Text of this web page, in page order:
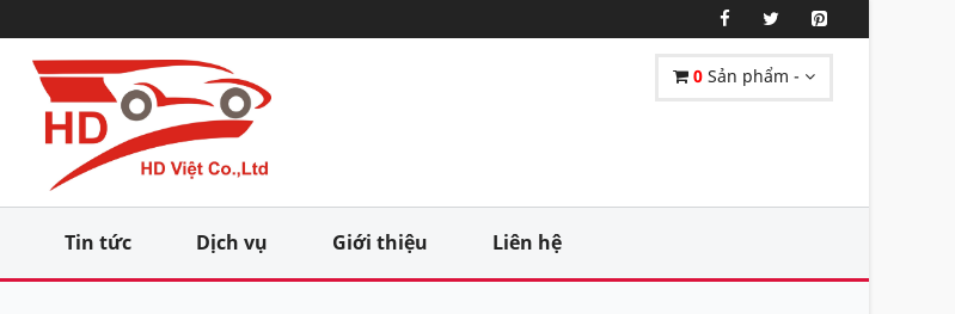
0 Sản phẩm -
Tin tức Dịch vụ Giới thiệu Liên hệ